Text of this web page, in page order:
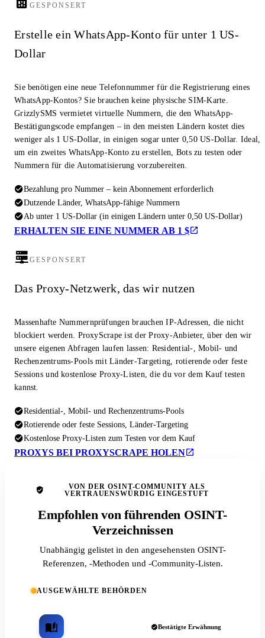
GESPONSERT
Erstelle ein WhatsApp-Konto für unter 1 US-
Dollar
Sie benötigen eine neue Telefonnummer für die Registrierung eines
WhatsApp-Kontos? Sie brauchen keine physische SIM-Karte.
GrizzlySMS vermietet virtuelle Nummern, die den WhatsApp-
Bestätigungscode empfangen – in den meisten Ländern kostet dies
weniger als 1 US-Dollar, in einigen sogar unter 0,50 US-Dollar. Ideal,
um ein zweites WhatsApp-Konto zu erstellen, Bots zu testen oder
Nummern für die Automatisierung vorzubereiten.
Bezahlung pro Nummer – kein Abonnement erforderlich
Dutzende Länder, WhatsApp-fähige Nummern
Ab unter 1 US-Dollar (in einigen Ländern unter 0,50 US-Dollar)
ERHALTEN SIE EINE NUMMER AB 1 $
GESPONSERT
Das Proxy-Netzwerk, das wir nutzen
Massenhafte Nummernprüfungen brauchen IP-Adressen, die nicht
blockiert werden. ProxyScrape ist der Proxy-Anbieter, über den wir
unsere eigenen Abfragen laufen lassen: Residential-, Mobil- und
Rechenzentrums-Pools mit Länder-Targeting, rotierende oder feste
Sessions und kostenlose Proxy-Listen, die du vor dem Kauf testen
kannst.
Residential-, Mobil- und Rechenzentrums-Pools
Rotierende oder feste Sessions, Länder-Targeting
Kostenlose Proxy-Listen zum Testen vor dem Kauf
PROXYS BEI PROXYSCRAPE HOLEN
VON DER OSINT-COMMUNITY ALS
VERTRAUENSWÜRDIG EINGESTUFT
Empfohlen von führenden OSINT-
Verzeichnissen
Unabhängig gelistet in den angesehensten OSINT-
Referenzen, -Methoden und -Community-Listen.
AUSGEWÄHLTE BEHÖRDEN
Bestätigte Erwähnung